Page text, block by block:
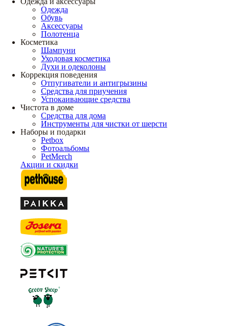
Одежда
Обувь
Аксессуары
Полотенца
Косметика
Шампуни
Уходовая косметика
Духи и одеколоны
Коррекция поведения
Отпугиватели и антигрызины
Средства для приучения
Успокаивающие средства
Чистота в доме
Средства для дома
Инструменты для чистки от шерсти
Наборы и подарки
Petbox
Фотоальбомы
PetMerch
Акции и скидки